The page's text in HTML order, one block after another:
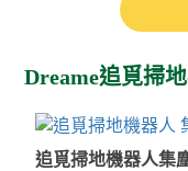
Dreame追覓掃
追覓掃地機器人集